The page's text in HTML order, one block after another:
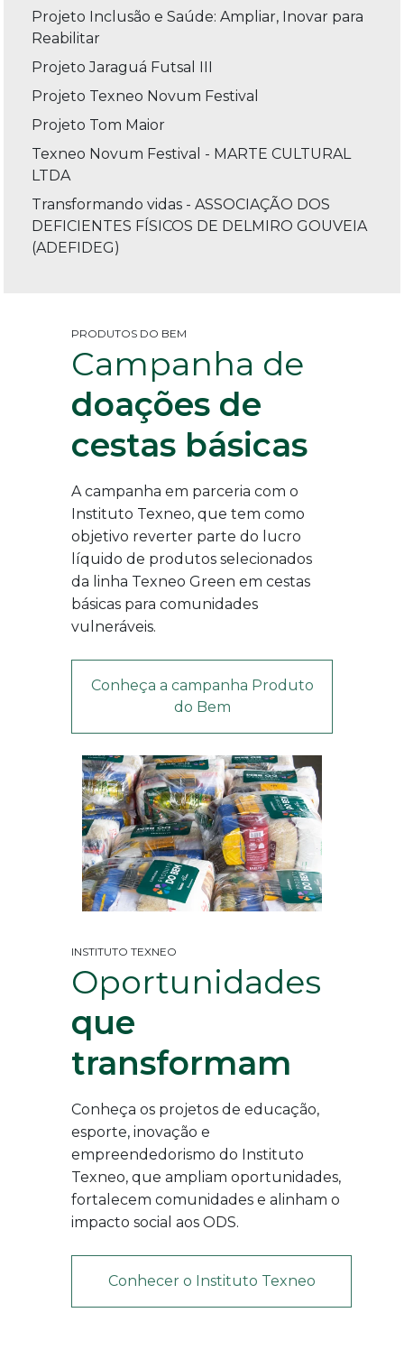
Projeto Inclusão e Saúde: Ampliar, Inovar para
Reabilitar
Projeto Jaraguá Futsal III
Projeto Texneo Novum Festival
Projeto Tom Maior
Texneo Novum Festival - MARTE CULTURAL
LTDA
Transformando vidas - ASSOCIAÇÃO DOS
DEFICIENTES FÍSICOS DE DELMIRO GOUVEIA
(ADEFIDEG)
PRODUTOS DO BEM
Campanha de
doações de
cestas básicas
A campanha em parceria com o
Instituto Texneo, que tem como
objetivo reverter parte do lucro
líquido de produtos selecionados
da linha Texneo Green em cestas
básicas para comunidades
vulneráveis.
Conheça a campanha Produto
do Bem
INSTITUTO TEXNEO
Oportunidades
que
transformam
Conheça os projetos de educação,
esporte, inovação e
empreendedorismo do Instituto
Texneo, que ampliam oportunidades,
fortalecem comunidades e alinham o
impacto social aos ODS.
Conhecer o Instituto Texneo